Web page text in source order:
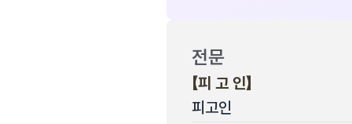
전문
【피 고 인】
피고인